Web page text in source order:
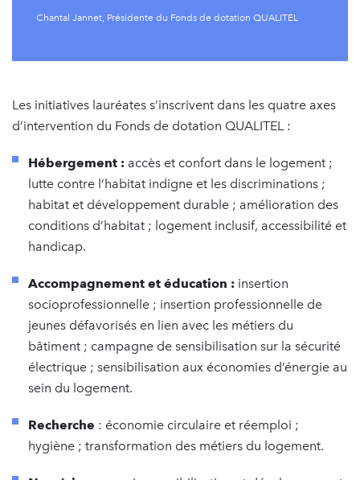
Chantal Jannet, Présidente du Fonds de dotation QUALITEL
Les initiatives lauréates s’inscrivent dans les quatre axes
d’intervention du Fonds de dotation QUALITEL :
Hébergement : accès et confort dans le logement ;
lutte contre l’habitat indigne et les discriminations ;
habitat et développement durable ; amélioration des
conditions d’habitat ; logement inclusif, accessibilité et
handicap.
Accompagnement et éducation : insertion
socioprofessionnelle ; insertion professionnelle de
jeunes défavorisés en lien avec les métiers du
bâtiment ; campagne de sensibilisation sur la sécurité
électrique ; sensibilisation aux économies d’énergie au
sein du logement.
Recherche : économie circulaire et réemploi ;
hygiène ; transformation des métiers du logement.